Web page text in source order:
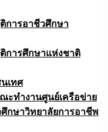
การอาชีวศึกษา
การศึกษาแห่งชาติ
เทศ
ะทำงานศูนย์เครือข่าย
กษาวิทยาลัยการอาชีพ